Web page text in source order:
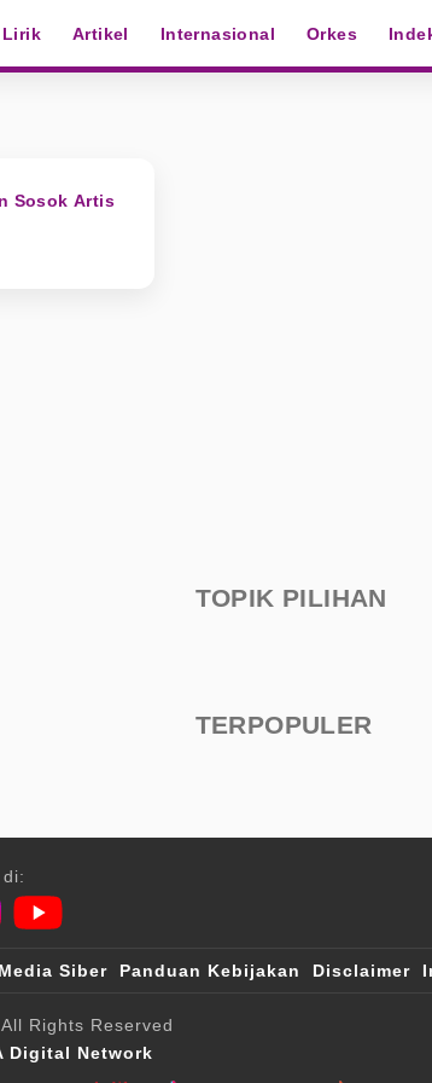
Lirik Artikel Internasional Orkes
Sosok Artis
TOPIK PILIHAN
TERPOPULER
Siber Panduan Kebijakan Disclaimer
Rights Reserved
Digital Network